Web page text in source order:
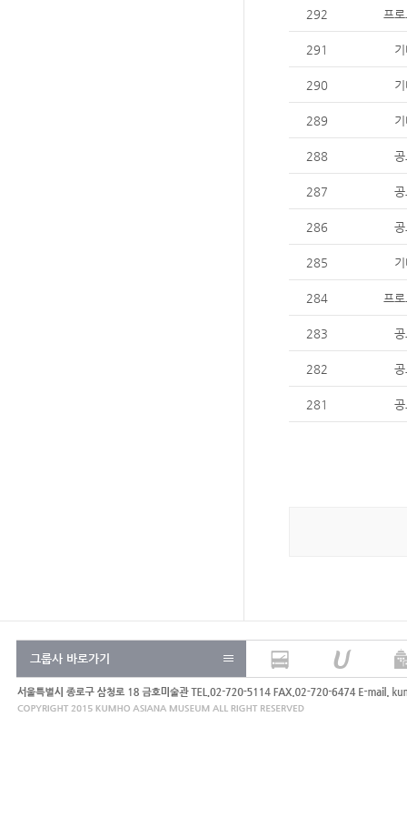
292 프
291
290
289
288
287
286
285
284 프
283
282
281
그룹사 바로가기